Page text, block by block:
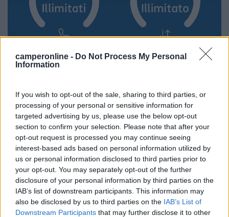
camperonline - Do Not Process My Personal
Information
If you wish to opt-out of the sale, sharing to third parties, or
processing of your personal or sensitive information for
targeted advertising by us, please use the below opt-out
section to confirm your selection. Please note that after your
opt-out request is processed you may continue seeing
interest-based ads based on personal information utilized by
us or personal information disclosed to third parties prior to
your opt-out. You may separately opt-out of the further
disclosure of your personal information by third parties on the
IAB’s list of downstream participants. This information may
also be disclosed by us to third parties on the IAB’s List of
Downstream Participants that may further disclose it to other
Il problema non è la gente che non comprende ma la gente che giudica quello
che nemmeno comprende
Modificato da Grinza il 23/05/2022 alle 18:04:16
Tore99
Inserito il23/05/2022 alle:18:09:56
In risposta al messaggio dimarobdel23/05/2022alle18:02:37
Se fai nome me la faccio.